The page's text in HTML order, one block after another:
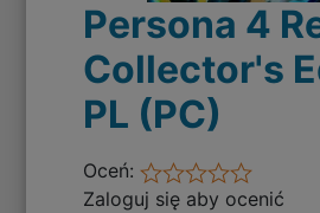
Persona 4
Collector's
PL (PC)
Oceń:
Zaloguj się aby ocenić